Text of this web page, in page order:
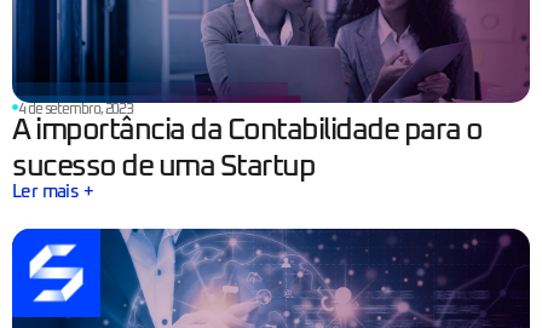
4 de setembro, 2023
A importância da Contabilidade para o
sucesso de uma Startup
Ler mais +